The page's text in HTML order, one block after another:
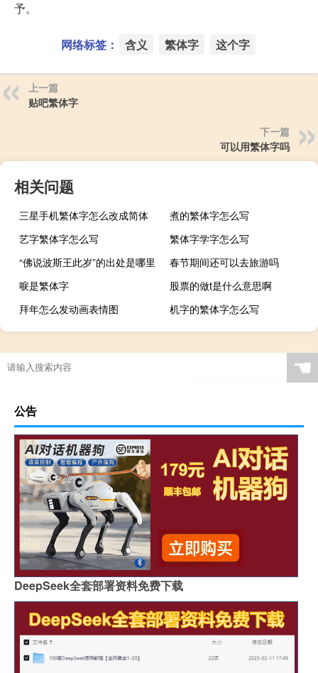
予。
网络标签： 含义 繁体字 这个字
上一篇
贴吧繁体字
下一篇
可以用繁体字吗
相关问题
三星手机繁体字怎么改成简体
煮的繁体字怎么写
艺字繁体字怎么写
繁体字学字怎么写
“佛说波斯王此岁”的出处是哪里
春节期间还可以去旅游吗
唳是繁体字
股票的做t是什么意思啊
拜年怎么发动画表情图
机字的繁体字怎么写
☚
公告
DeepSeek全套部署资料免费下载